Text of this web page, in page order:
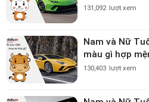
131,092 lượt xem
Nam và Nữ
màu gì hợp
130,403 lượt xem